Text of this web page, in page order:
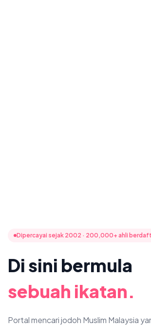
Dipercayai sejak 2002 · 200,000+ ahli
Di sini bermula
sebuah ikatan.
Portal mencari jodoh Muslim Malaysia